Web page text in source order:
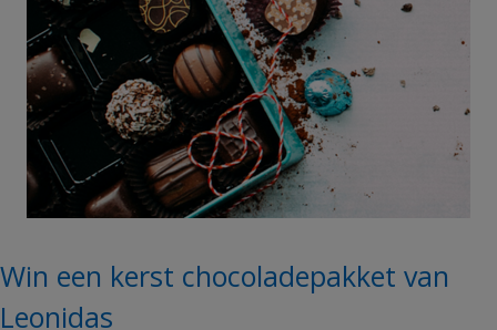
Win een kerst chocoladepakket van
Leonidas